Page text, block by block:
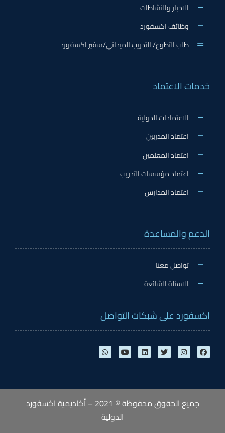
الاخبار والنشاطات
وظائف اكسفورد
طلب التطوع/ التدريب الميداني/سفير اكسفورد
خدمات الاعتماد
الاعتمادات الدولية
اعتماد المدربين
اعتماد المعلمين
اعتماد مؤسسات التدريب
اعتماد المدارس
الدعم والمساعدة
تواصل معنا
الاسئلة الشائعة
اكسفورد على شبكات التواصل
جميع الحقوق محفوظة © 2021 – أكاديمية اكسفورد
الدولية